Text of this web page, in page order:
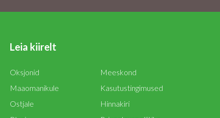
Leia kiirelt
Oksjonid
Maaomanikule
Ostjale
Meeskond
Kasutustingimused
Hinnakiri